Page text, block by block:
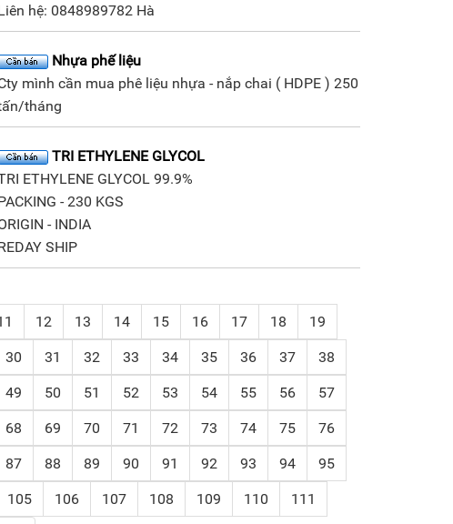
hệ: 0848989782 Hà
Nhựa phế liệu
mình cần mua phê liệu nhựa - nắp chai ( HDPE ) 250
tháng
TRI ETHYLENE GLYCOL
ETHYLENE GLYCOL 99.9%
- 230 KGS
- INDIA
SHIP
12 13 14 15 16 17 18 19
30 31 32 33 34 35 36 37 38
49 50 51 52 53 54 55 56 57
68 69 70 71 72 73 74 75 76
87 88 89 90 91 92 93 94 95
105 106 107 108 109 110 111